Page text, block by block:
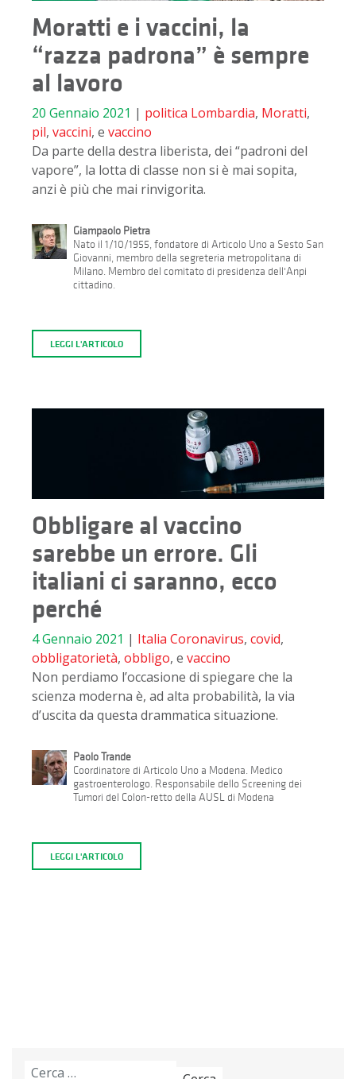
Moratti e i vaccini, la
“razza padrona” è sempre
al lavoro
20 Gennaio 2021 | politica Lombardia, Moratti,
pil, vaccini, e vaccino
Da parte della destra liberista, dei “padroni del
vapore”, la lotta di classe non si è mai sopita,
anzi è più che mai rinvigorita.
Giampaolo Pietra
Nato il 1/10/1955, fondatore di Articolo Uno a Sesto San
Giovanni, membro della segreteria metropolitana di
Milano. Membro del comitato di presidenza dell'Anpi
cittadino.
LEGGI L'ARTICOLO
Obbligare al vaccino
sarebbe un errore. Gli
italiani ci saranno, ecco
perché
4 Gennaio 2021 | Italia Coronavirus, covid,
obbligatorietà, obbligo, e vaccino
Non perdiamo l’occasione di spiegare che la
scienza moderna è, ad alta probabilità, la via
d’uscita da questa drammatica situazione.
Paolo Trande
Coordinatore di Articolo Uno a Modena. Medico
gastroenterologo. Responsabile dello Screening dei
Tumori del Colon-retto della AUSL di Modena
LEGGI L'ARTICOLO
Ricerca